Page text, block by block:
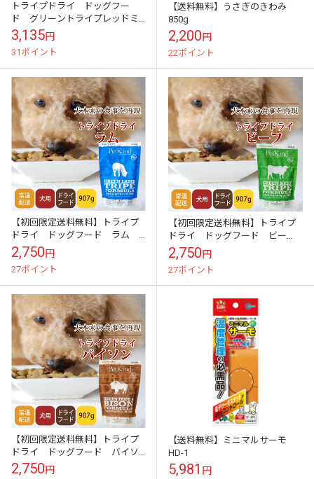
トライプドライ ドッグフー
ド グリーントライプレッドミ
ート 907g【初回送料無料】
3,135円
31ポイント
【送料無料】うさぎのきわみ
850g
2,200円
22ポイント
【初回限定送料無料】トライプ
ドライ ドッグフード ラム
907gスターター
2,750円
27ポイント
【初回限定送料無料】トライプ
ドライ ドッグフード ビー
フ 907gスターター
2,750円
27ポイント
【初回限定送料無料】トライプ
ドライ ドッグフード バイソ
ン 907gスターター
2,750円
【送料無料】ミニマルサーモ
HD-1
5,981 円